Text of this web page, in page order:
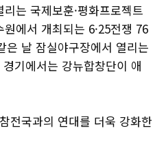
는 국제보훈·평화프로젝트
에서 개최되는 6·25전쟁 76
은 날 잠실야구장에서 열리는
기에서는 강뉴합창단이 애
전국과의 연대를 더욱 강화한